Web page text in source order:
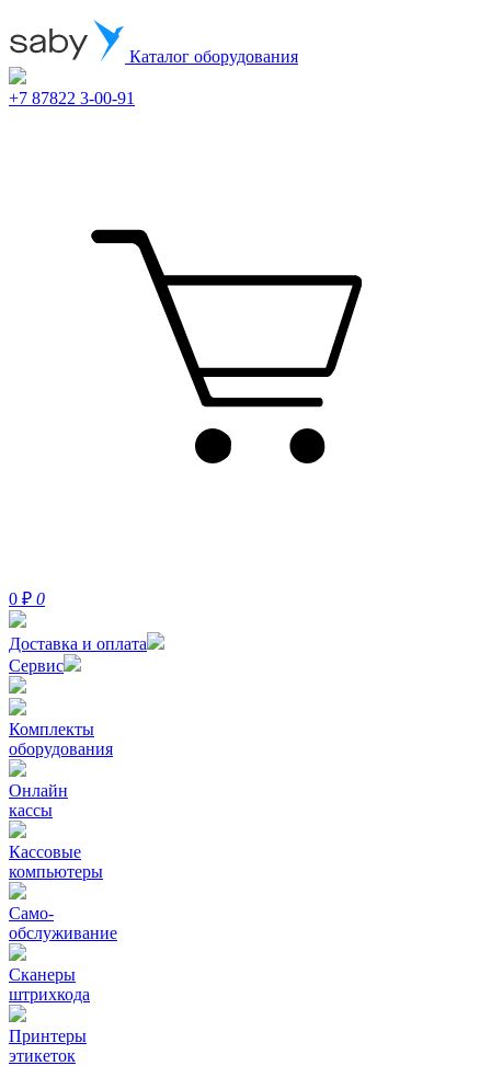
Каталог оборудования
+7 87822 3-00-91
0 ₽ 0
Доставка и оплата
Сервис
Комплекты
оборудования
Онлайн
кассы
Кассовые
компьютеры
Само-
обслуживание
Сканеры
штрихкода
Принтеры
этикеток